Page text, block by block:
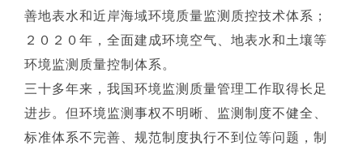
善地表水和近岸海域环境质量监测质控技术体系；
２０２０年，全面建成环境空气、地表水和土壤等
环境监测质量控制体系。
三十多年来，我国环境监测质量管理工作取得长足
进步。但环境监测事权不明晰、监测制度不健全、
标准体系不完善、规范制度执行不到位等问题，制